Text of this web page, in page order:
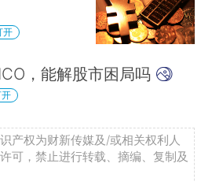
开
，能解股市困局吗
产权为财新传媒及/或相关权利人
可，禁止进行转载、摘编、复制及